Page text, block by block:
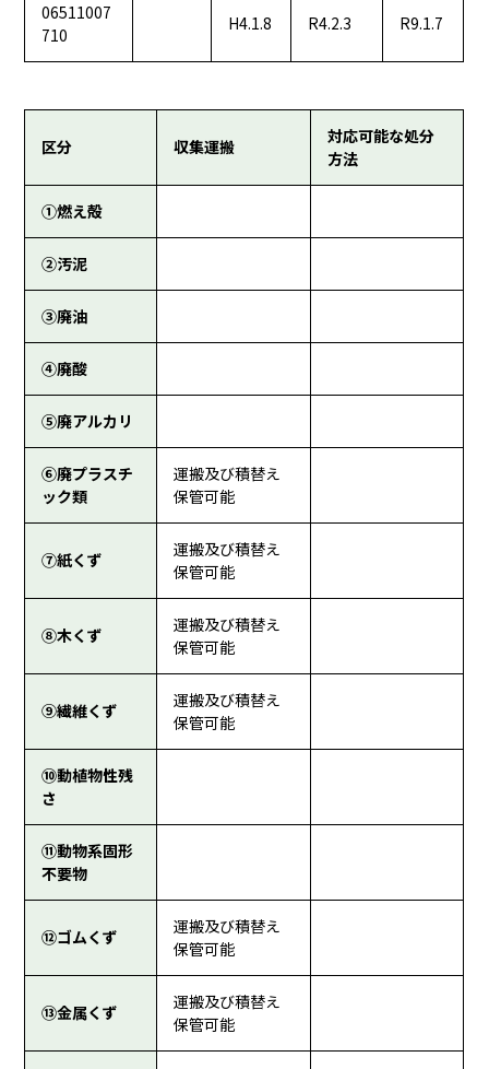
06511007
710
H4.1.8 R4.2.3 R9.1.7
区分 収集運搬
対応可能な処分
方法
①燃え殻
②汚泥
③廃油
④廃酸
⑤廃アルカリ
⑥廃プラスチ
ック類
運搬及び積替え
保管可能
⑦紙くず
運搬及び積替え
保管可能
⑧木くず
運搬及び積替え
保管可能
⑨繊維くず
運搬及び積替え
保管可能
⑩動植物性残
さ
⑪動物系固形
不要物
⑫ゴムくず
運搬及び積替え
保管可能
⑬金属くず
運搬及び積替え
保管可能